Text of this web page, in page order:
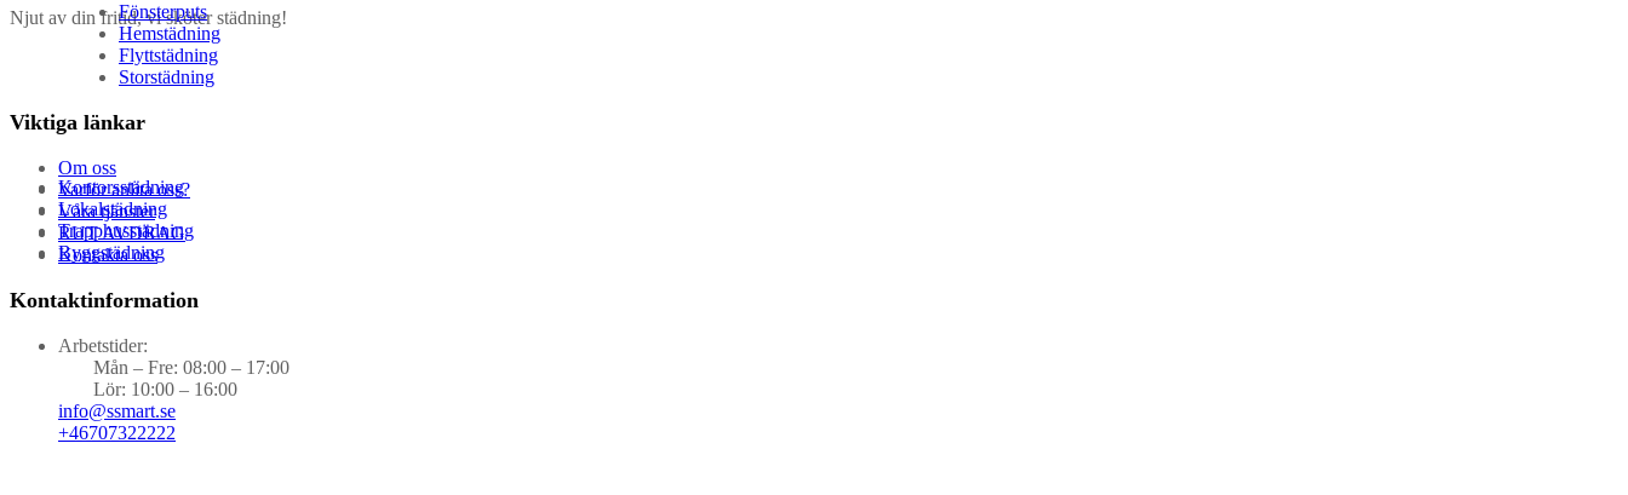
Njut av din fritid, vi sköter städning!
Fönsterputs
Hemstädning
Flyttstädning
Storstädning
Kontorsstädning
Lokalstädning
Trapphusstädning
Byggstädning
Viktiga länkar
Om oss
Varför anlita oss?
Våra tjänster
RUT AVDRAG
Kontakta oss
Kontaktinformation
Arbetstider:
Mån – Fre: 08:00 – 17:00
Lör: 10:00 – 16:00
info@ssmart.se
+46707322222